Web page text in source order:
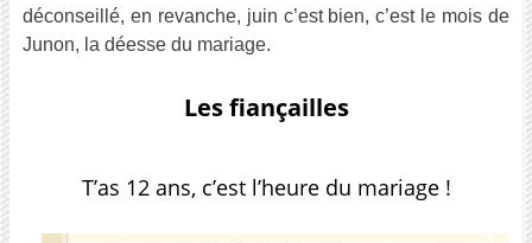
déconseillé, en revanche, juin c’est bien, c’est le mois de
Junon, la déesse du mariage.
Les fiançailles
T’as 12 ans, c’est l’heure du mariage !